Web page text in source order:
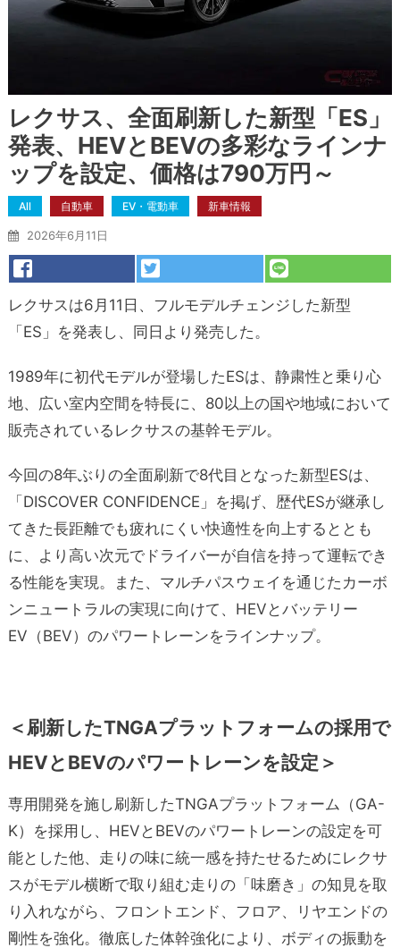
レクサス、全面刷新した新型「ES」
発表、HEVとBEVの多彩なラインナ
ップを設定、価格は790万円～
All 自動車 EV・電動車 新車情報
2026年6月11日
レクサスは6月11日、フルモデルチェンジした新型
「ES」を発表し、同日より発売した。
1989年に初代モデルが登場したESは、静粛性と乗り心
地、広い室内空間を特長に、80以上の国や地域において
販売されているレクサスの基幹モデル。
今回の8年ぶりの全面刷新で8代目となった新型ESは、
「DISCOVER CONFIDENCE」を掲げ、歴代ESが継承し
てきた長距離でも疲れにくい快適性を向上するととも
に、より高い次元でドライバーが自信を持って運転でき
る性能を実現。また、マルチパスウェイを通じたカーボ
ンニュートラルの実現に向けて、HEVとバッテリー
EV（BEV）のパワートレーンをラインナップ。
＜刷新したTNGAプラットフォームの採用で
HEVとBEVのパワートレーンを設定＞
専用開発を施し刷新したTNGAプラットフォーム（GA-
K）を採用し、HEVとBEVのパワー トレーンの設定を可
能とした他、走りの味に統一感を持たせるためにレクサ
スがモデル横断で取り組む走りの「味磨き」の知見を取
り入れながら、フロントエンド、フロア、リヤエンドの
剛性を強化。徹底した体幹強化により、ボディの振動を